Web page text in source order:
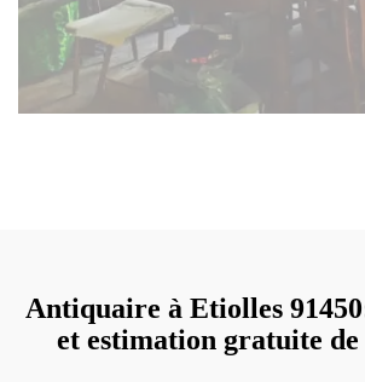
Antiquaire à Etiolles
et estimation gratuite